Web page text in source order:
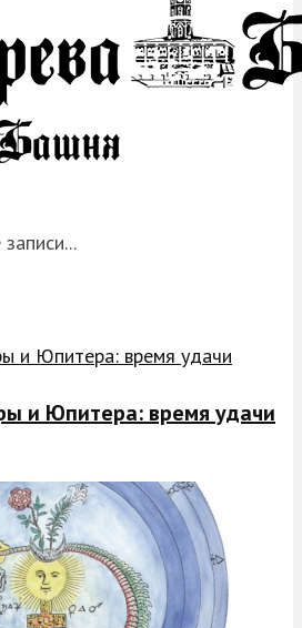
и Юпитера: время удачи